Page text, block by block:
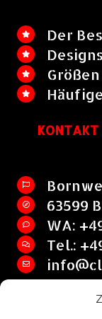
Der
KONTAKT
63599
WA:
Tel.: